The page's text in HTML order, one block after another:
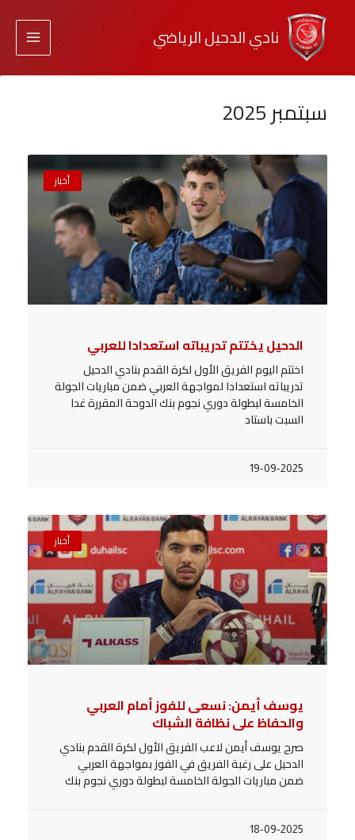
نادي الدحيل الرياضي
سبتمبر 2025
أخبار
الدحيل يختتم تدريباته استعدادا للعربي
اختتم اليوم الفريق الأول لكرة القدم بنادي الدحيل
تدريباته استعدادا لمواجهة العربي ضمن مباريات الجولة
الخامسة لبطولة دوري نجوم بنك الدوحة المقررة غدا
السبت باستاد
19-09-2025
أخبار
يوسف أيمن: نسعى للفوز أمام العربي
والحفاظ على نظافة الشباك
صرح يوسف أيمن لاعب الفريق الأول لكرة القدم بنادي
الدحيل على رغبة الفريق في الفوز بمواجهة العربي
ضمن مباريات الجولة الخامسة لبطولة دوري نجوم بنك
18-09-2025